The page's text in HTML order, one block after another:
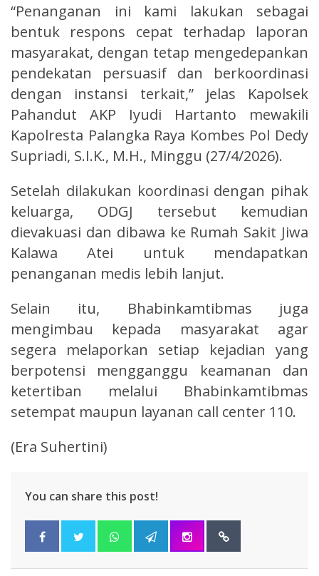
“Penanganan ini kami lakukan sebagai
bentuk respons cepat terhadap laporan
masyarakat, dengan tetap mengedepankan
pendekatan persuasif dan berkoordinasi
dengan instansi terkait,” jelas Kapolsek
Pahandut AKP Iyudi Hartanto mewakili
Kapolresta Palangka Raya Kombes Pol Dedy
Supriadi, S.I.K., M.H., Minggu (27/4/2026).
Setelah dilakukan koordinasi dengan pihak
keluarga, ODGJ tersebut kemudian
dievakuasi dan dibawa ke Rumah Sakit Jiwa
Kalawa Atei untuk mendapatkan
penanganan medis lebih lanjut.
Selain itu, Bhabinkamtibmas juga
mengimbau kepada masyarakat agar
segera melaporkan setiap kejadian yang
berpotensi mengganggu keamanan dan
ketertiban melalui Bhabinkamtibmas
setempat maupun layanan call center 110.
(Era Suhertini)
You can share this post!